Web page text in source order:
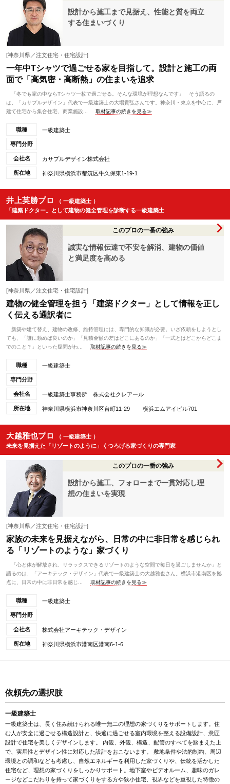
設計から施工まで見据え、性能と質を両立
する住まいづくり
[神奈川県／注文住宅・住宅設計]
一年中Tシャツで過ごせる家を目指して。設計と施工の両
面で「高気密・高断熱」の住まいを追求
「冬でも家の中ならTシャツ一枚で過ごせる。そんな環境が理想なんです」 そう語るの
は、「カサプルデザイン」代表で一級建築士の大場貴弘さんです。神奈川・東京を中心に、戸
建て住宅から集合住宅、商業施設...
取材記事の続きを見る≫
職種 一級建築士
専門分野
会社名 カサプルデザイン株式会社
所在地 神奈川県横浜市都筑区牛久保東1-19-1
井上英勝プロ
（ 一級建築士 ）
「建築ドクター」として建物の健全管理を診断する一級建築士
このプロの一番の強み
誠実な情報伝達で不安を解消、建物の価値
と満足度を高める
[神奈川県／注文住宅・住宅設計]
建物の健全管理を担う「建築ドクター」として情報を正し
く伝える通訳者に
新築や建て替え、建物の改修、維持管理には、専門的な知識が必要。いざ依頼をしようとし
ても、「誰に頼めば良いのか」「見積金額の差はどこにあるのか」「一式とはどこからどこま
でのこと？」といった疑問がわ...
取材記事の続きを見る≫
職種 一級建築士
専門分野
会社名 一級建築士事務所 株式会社クレアール
所在地 神奈川県横浜市神奈川区台町11-29 横浜エムアイビル701
大越雅也プロ
（ 一級建築士 ）
未来を見据えた「リゾートのように」くつろげる家づくりの専門家
このプロの一番の強み
設計から施工、フォローまで一貫対応し理
想の住まいを実現
[神奈川県／注文住宅・住宅設計]
家族の未来を見据えながら、日常の中に非日常を感じられ
る「リゾートのような」家づくり
「心と体が解放され、リラックスできるリゾートのような空間で毎日を過ごしませんか」と
語るのは、「アーキテック・デザイン」代表で一級建築士の大越雅也さん。横浜市港南区を拠
点に、日常の中に非日常を感じ...
取材記事の続きを見る≫
職種 一級建築士
専門分野
会社名 株式会社アーキテック・デザイン
所在地 神奈川県横浜市港南区港南6-1-6
依頼先の選択肢
一級建築士
一級建築士は、長く住み続けられる唯一無二の理想の家づくりをサポートします。住
む人が安全に過ごせる構造設計と、快適に過ごせる室内環境を整える設備設計、意匠
設計で住宅を美しくデザインします。 内観、外観、構造、配管のすべてを踏まえた上
で、実用性とデザイン性に対応した設計をおこないます。 敷地条件や法的制約、周辺
環境との調和なども考慮し、自然エネルギーを利用した家づくりや、伝統を活かした
住宅など、理想の家づくりをしっかりサポート。地下室やビデオルーム、趣味のガレ
ージなどこだわりを持って家づくりをする方や狭小住宅、視界などを重視した特徴の